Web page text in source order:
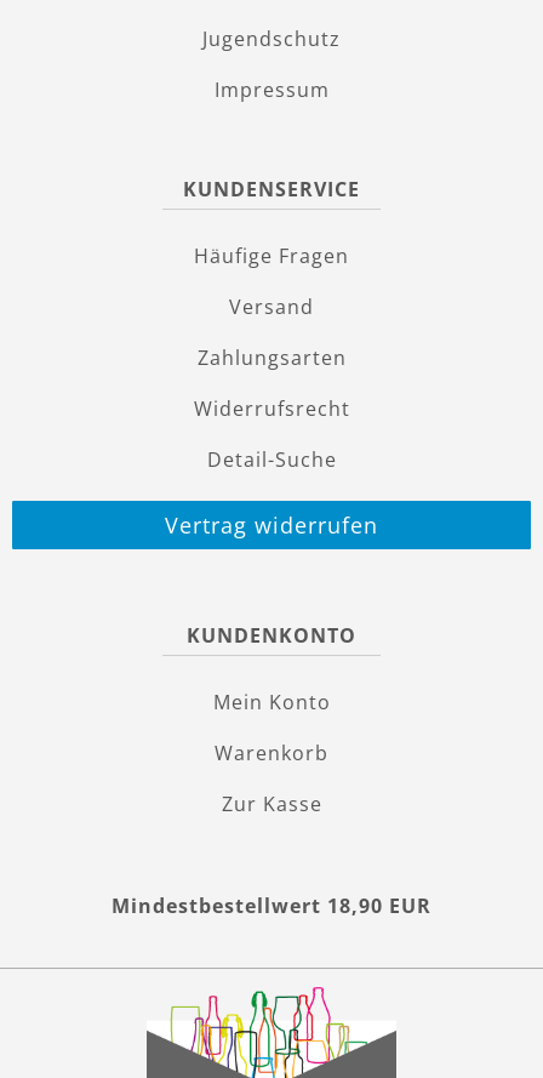
Jugendschutz
Impressum
KUNDENSERVICE
Häufige Fragen
Versand
Zahlungsarten
Widerrufsrecht
Detail-Suche
Vertrag widerrufen
KUNDENKONTO
Mein Konto
Warenkorb
Zur Kasse
Mindestbestellwert 18,90 EUR